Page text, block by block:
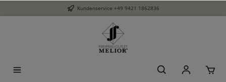
Kundenservice +49 9421 1862836